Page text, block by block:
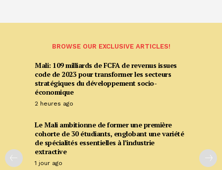
BROWSE OUR EXCLUSIVE ARTICLES!
Mali: 109 milliards de FCFA de revenus issues
code de 2023 pour transformer les secteurs
stratégiques du développement socio-
économique
2 heures ago
Le Mali ambitionne de former une première
cohorte de 30 étudiants, englobant une variété
de spécialités essentielles à l’industrie
extractive
1 jour ago